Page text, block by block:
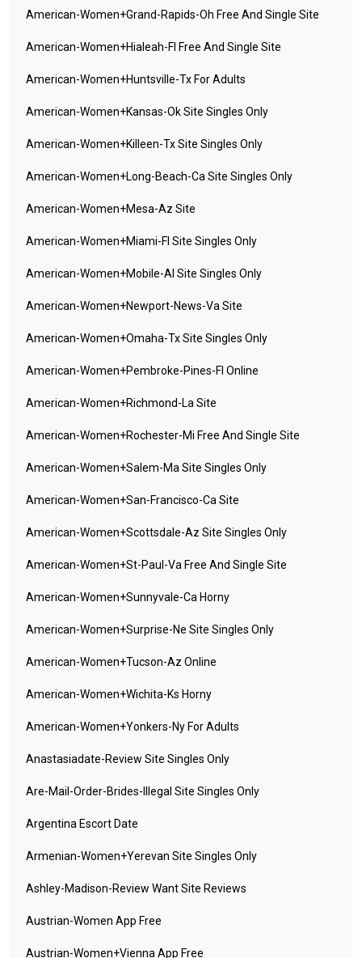
American-Women+grand-Rapids-Oh Free And Single Site
American-Women+hialeah-Fl Free And Single Site
American-Women+huntsville-Tx For Adults
American-Women+kansas-Ok Site Singles Only
American-Women+killeen-Tx Site Singles Only
American-Women+long-Beach-Ca Site Singles Only
American-Women+mesa-Az Site
American-Women+miami-Fl Site Singles Only
American-Women+mobile-Al Site Singles Only
American-Women+newport-News-Va Site
American-Women+omaha-Tx Site Singles Only
American-Women+pembroke-Pines-Fl Online
American-Women+richmond-La Site
American-Women+rochester-Mi Free And Single Site
American-Women+salem-Ma Site Singles Only
American-Women+san-Francisco-Ca Site
American-Women+scottsdale-Az Site Singles Only
American-Women+st-Paul-Va Free And Single Site
American-Women+sunnyvale-Ca Horny
American-Women+surprise-Ne Site Singles Only
American-Women+tucson-Az Online
American-Women+wichita-Ks Horny
American-Women+yonkers-Ny For Adults
Anastasiadate-Review Site Singles Only
Are-Mail-Order-Brides-Illegal Site Singles Only
Argentina Escort Date
Armenian-Women+yerevan Site Singles Only
Ashley-Madison-Review Want Site Reviews
Austrian-Women App Free
Austrian-Women+vienna App Free